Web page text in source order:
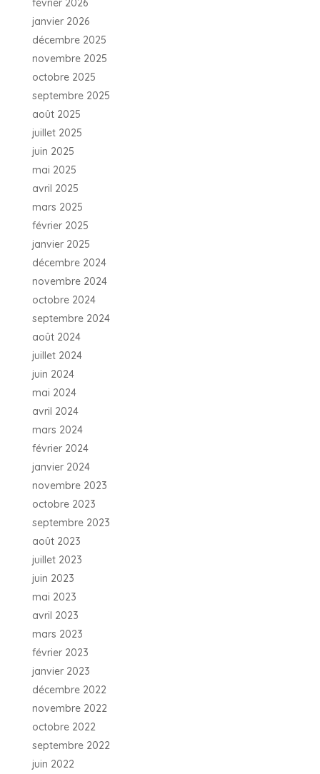
février 2026
janvier 2026
décembre 2025
novembre 2025
octobre 2025
septembre 2025
août 2025
juillet 2025
juin 2025
mai 2025
avril 2025
mars 2025
février 2025
janvier 2025
décembre 2024
novembre 2024
octobre 2024
septembre 2024
août 2024
juillet 2024
juin 2024
mai 2024
avril 2024
mars 2024
février 2024
janvier 2024
novembre 2023
octobre 2023
septembre 2023
août 2023
juillet 2023
juin 2023
mai 2023
avril 2023
mars 2023
février 2023
janvier 2023
décembre 2022
novembre 2022
octobre 2022
septembre 2022
juin 2022